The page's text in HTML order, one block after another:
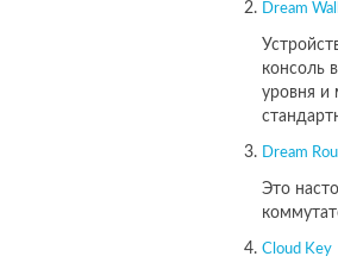
Dream Wall
консоль
уровня и
Dream
Это
Cloud Key